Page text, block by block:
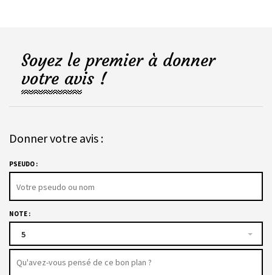
Soyez le premier à donner
votre avis !
Donner votre avis :
PSEUDO :
NOTE :
5